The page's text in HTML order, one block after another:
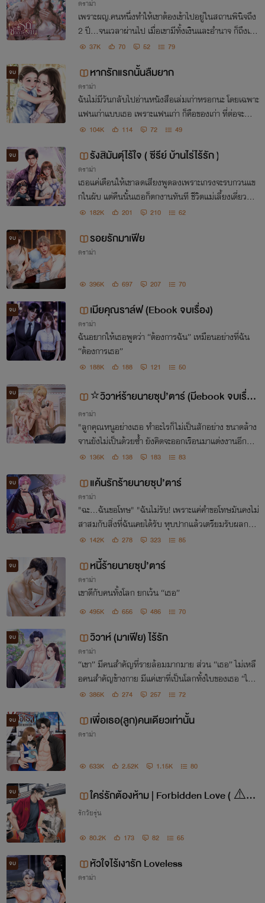
ดราม่า
เพราะผญ.คนหนึ่งทำให้เขาต้องเข้าไปอยู่ในสถานพินิจถึง
2 ปี…จนเวลาผ่านไป เมื่อเขามีทั้งเงินและอำนาจ ก็ถึงเวล
าที่จะต้องเอาคืนอย่างสาสม เพื่อทวงคืนความยุติธรรมให้
37K 70 52 79
จบ หากรักแรกนั้นลืมยาก
ดราม่า
ฉันไม่มีวันกลับไปอ่านหนังสือเล่มเก่าหรอกนะ โดยเฉพาะ
แฟนเก่าแบบเธอ เพราะแฟนเก่า ก็คือของเก่า ที่ต่อจะทำใ
ห้ใหม่แค่ไหน แต่สุดท้ายมันก็ยังเป็นของเก่าอยู่ดี
104K 114 72 49
จบ รังสิมันตุ์ไร้ใจ ( ซีรีย์ บ้านไร่ไร้รัก )
ดราม่า
เธอแค่เตือนให้เขาลดเสียงพูดลงเพราะเกรงจะรบกวนแข
กในผับ แต่คืนนั้นเธอก็ตกงานทันที ชีวิตแม่เลี้ยงเดี่ยวก็ต้
องเปลี่ยนไป เพราะเขาใช้อิทธิพลทำให้เธอไปทำงานที่ไห
182K 201 210 62
จบ รอยรักมาเฟีย
ดราม่า
396K 697 207 70
จบ เมียคุณราล์ฟ (Ebook จบเรื่อง)
ดราม่า
ฉันอยากให้เธอพูดว่า “ต้องการฉัน” เหมือนอย่างที่ฉัน
“ต้องการเธอ”
188K 188 121 50
จบ
⭐️วิวาห์ร้ายนายซุป’ตาร์ (มีebook จบเรื่อ
ง)
ดราม่า
"ลูกคุณหนูอย่างเธอ ทำอะไรก็ไม่เป็นสักอย่าง ขนาดล้าง
จานยังไม่เป็นด้วยซ้ำ ยังคิดจะออกเรือนมาแต่งงานอีกรึไง
ถ้าคิดว่าการได้มาอยู่กับฉันแล้วจะทำให้เธอสุขสบายละก็
136K 138 183 83
จบ แค้นรักร้ายนายซุป’ตาร์
ดราม่า
"ฉะ...ฉันขอโทษ" "ฉันไม่รับ! เพราะแค่คำขอโทษมันคงไม่
สาสมกับสิ่งที่ฉันเคยได้รับ หุบปากแล้วเตรียมรับผลการ
กระทำของตัวเองไว้ดีกว่า เพราะสิ่งที่ฉันต้องการคือน้ำตา
142K 278 323 85
จบ หนี้ร้ายนายซุป’ตาร์
ดราม่า
เขาดีกับคนทั้งโลก ยกเว้น “เธอ”
495K 656 486 70
จบ วิวาห์ (มาเฟีย) ไร้รัก
ดราม่า
“เขา” มีคนสำคัญที่รายล้อมมากมาย ส่วน “เธอ” ไม่เหลื
อคนสำคัญข้างกาย มีแค่เขาที่เป็นโลกทั้งใบของเธอ “ได้โ
ปรด…อย่าใจร้ายกับฉันมากเลยนะคะ”
386K 274 257 72
จบ เพื่อเธอ(ลูก)คนเดียวเท่านั้น
ดราม่า
633K 2.52K 1.15K 80
จบ
ใคร่รักต้องห้าม | Forbidden Love ( ⚠️พี่
น้องไม่แท้ ⚠️ )
รักวัยรุ่น
80.2K 173 82 65
จบ หัวใจไร้เงารัก Loveless
ดราม่า